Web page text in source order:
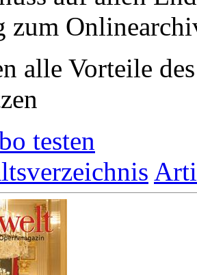
zum
alle Vorteile
testen